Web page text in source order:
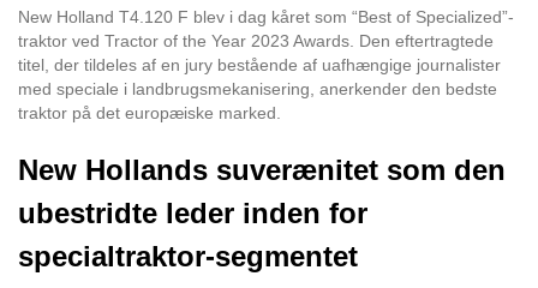
New Holland T4.120 F blev i dag kåret som “Best of Specialized”-
traktor ved Tractor of the Year 2023 Awards. Den eftertragtede
titel, der tildeles af en jury bestående af uafhængige journalister
med speciale i landbrugsmekanisering, anerkender den bedste
traktor på det europæiske marked.
New Hollands suverænitet som den
ubestridte leder inden for
specialtraktor-segmentet